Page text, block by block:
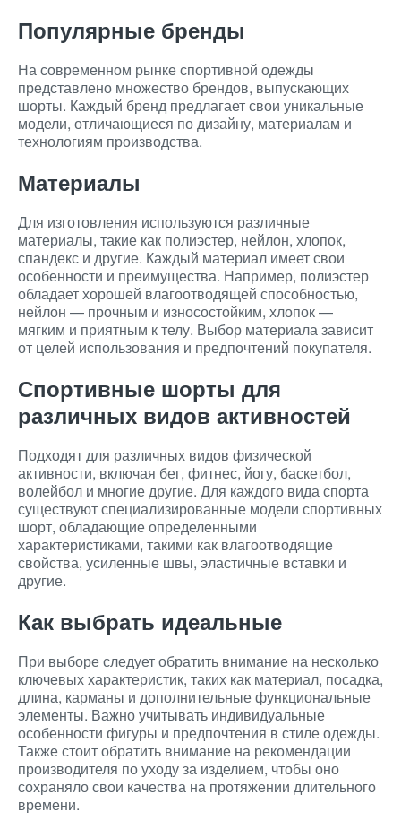
Популярные бренды
На современном рынке спортивной одежды
представлено множество брендов, выпускающих
шорты. Каждый бренд предлагает свои уникальные
модели, отличающиеся по дизайну, материалам и
технологиям производства.
Материалы
Для изготовления используются различные
материалы, такие как полиэстер, нейлон, хлопок,
спандекс и другие. Каждый материал имеет свои
особенности и преимущества. Например, полиэстер
обладает хорошей влагоотводящей способностью,
нейлон — прочным и износостойким, хлопок —
мягким и приятным к телу. Выбор материала зависит
от целей использования и предпочтений покупателя.
Спортивные шорты для
различных видов активностей
Подходят для различных видов физической
активности, включая бег, фитнес, йогу, баскетбол,
волейбол и многие другие. Для каждого вида спорта
существуют специализированные модели спортивных
шорт, обладающие определенными
характеристиками, такими как влагоотводящие
свойства, усиленные швы, эластичные вставки и
другие.
Как выбрать идеальные
При выборе следует обратить внимание на несколько
ключевых характеристик, таких как материал, посадка,
длина, карманы и дополнительные функциональные
элементы. Важно учитывать индивидуальные
особенности фигуры и предпочтения в стиле одежды.
Также стоит обратить внимание на рекомендации
производителя по уходу за изделием, чтобы оно
сохраняло свои качества на протяжении длительного
времени.